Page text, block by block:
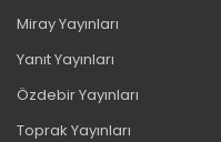
Miray Yayınları
Yanıt Yayınları
Özdebir Yayınları
Toprak Yayınları